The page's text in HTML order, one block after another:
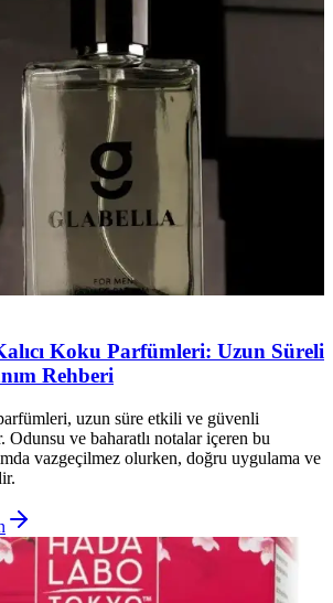
Koku Parfümleri: Uzun Süreli
Rehberi
uzun süre etkili ve güvenli
Odunsu ve baharatlı notalar içeren bu
vazgeçilmez olurken, doğru uygulama ve